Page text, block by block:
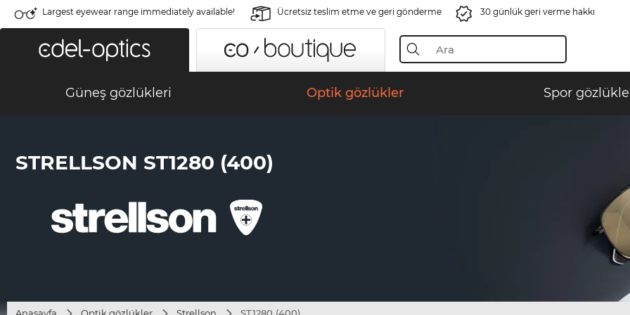
Largest eyewear range immediately available! Ücretsiz teslim etme ve geri gönderme 30 günlük geri verme hakkı
Güneş gözlükleri Optik gözlükler Spor
STRELLSON ST1280 (400)